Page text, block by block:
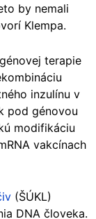
by nemali
Klempa.
terapie
inzulínu v
pod génovou
modifikáciu
vakcínach
(ŠÚKL)
DNA človeka.